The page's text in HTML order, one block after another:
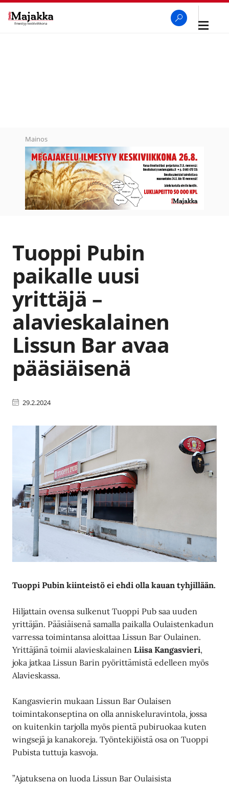
Avaa
Mainos
Tuoppi Pubin
paikalle uusi
yrittäjä –
alavieskalainen
Lissun Bar avaa
pääsiäisenä
29.2.2024
Tuoppi Pubin kiinteistö ei ehdi olla kauan tyhjillään.
Hiljattain ovensa sulkenut Tuoppi Pub saa uuden
yrittäjän. Pääsiäisenä samalla paikalla Oulaistenkadun
varressa toimintansa aloittaa Lissun Bar Oulainen.
Yrittäjänä toimii alavieskalainenLiisa Kangasvieri,
joka jatkaa Lissun Barin pyörittämistä edelleen myös
Alavieskassa.
Kangasvierin mukaan Lissun Bar Oulaisen
toimintakonseptina on olla anniskeluravintola, jossa
on kuitenkin tarjolla myös pientä pubiruokaa kuten
wingsejä ja kanakoreja. Työntekijöistä osa on Tuoppi
Pubista tuttuja kasvoja.
”Ajatuksena on luoda Lissun Bar Oulaisista